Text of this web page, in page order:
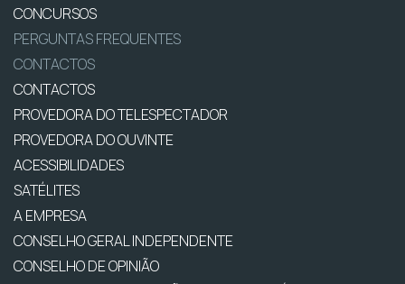
CONCURSOS
PERGUNTAS FREQUENTES
CONTACTOS
CONTACTOS
PROVEDORA DO TELESPECTADOR
PROVEDORA DO OUVINTE
ACESSIBILIDADES
SATÉLITES
A EMPRESA
CONSELHO GERAL INDEPENDENTE
CONSELHO DE OPINIÃO